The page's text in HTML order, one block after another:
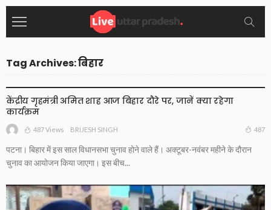
Tag Archives: बिहार
केंद्रीय गृहमंत्री अमित शाह आज बिहार दौरे पर, जानें क्या रहेगा
कार्यक्रम
487 Views BRIJESH SINGH 487
पटना। बिहार में इस साल विधानसभा चुनाव होने वाले हैं। अक्टूबर-नवंबर महीने के दौरान
चुनाव का आयोजन किया जाएगा। इस बीच...